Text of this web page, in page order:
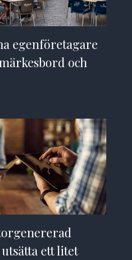
egenföretagare
och
ett litet